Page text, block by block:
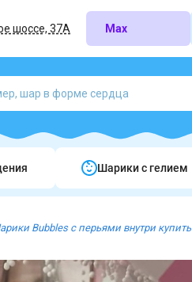
шоссе, 37А Max
Шарики c гелием
Bubbles с перьями внутри купить